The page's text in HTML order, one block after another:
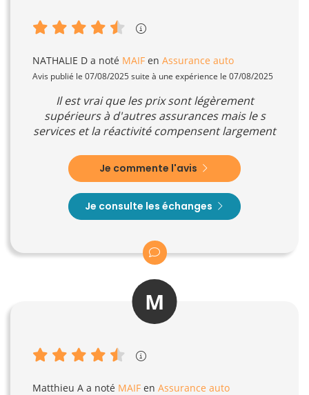
NATHALIE D a noté MAIF en Assurance auto
Avis publié le 07/08/2025 suite à une expérience le 07/08/2025
Il est vrai que les prix sont légèrement
supérieurs à d'autres assurances mais le s
services et la réactivité compensent largement
Je commente l'avis
Je consulte les échanges
M
Matthieu A a noté MAIF en Assurance auto